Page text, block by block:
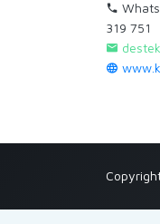
319 751